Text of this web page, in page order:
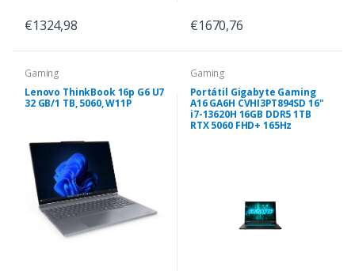
€1324,98 €1670,76
Gaming
Lenovo ThinkBook 16p G6 U7
32 GB/1 TB, 5060, W11P
Gaming
Portátil Gigabyte Gaming
A16 GA6H CVHI3PT894SD 16"
i7-13620H 16GB DDR5 1TB
RTX 5060 FHD+ 165Hz